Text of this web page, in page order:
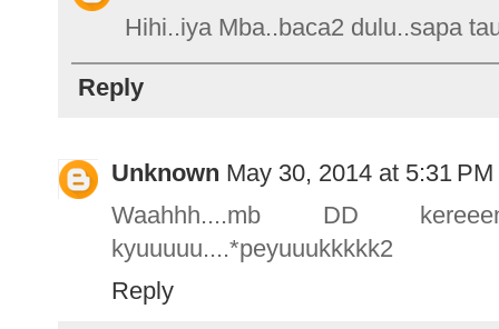
Hihi..iya Mba..baca2 dulu..sapa
Reply
Unknown May 30, 2014 at 5:31 PM
Waahhh....mb DD
kyuuuuu....*peyuuukkkkk2
Reply